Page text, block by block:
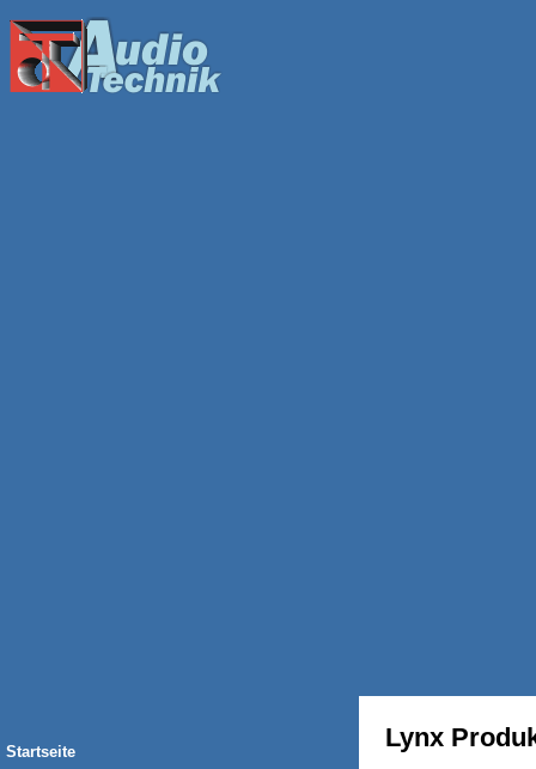
Startseite
Lynx